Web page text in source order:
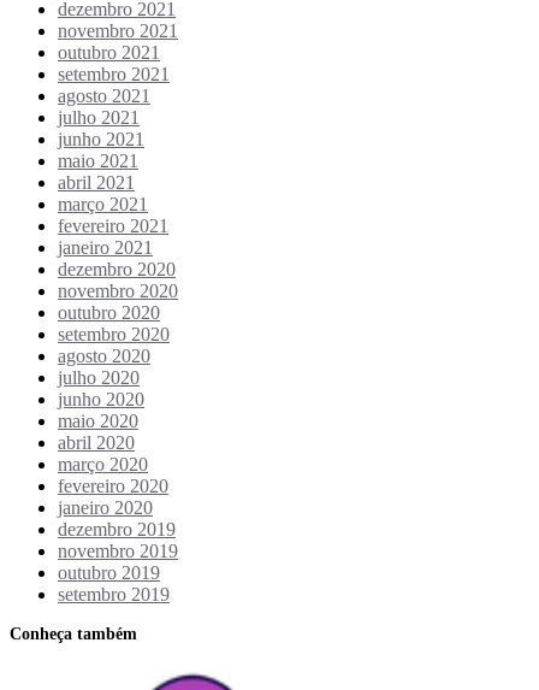
dezembro 2021
novembro 2021
outubro 2021
setembro 2021
agosto 2021
julho 2021
junho 2021
maio 2021
abril 2021
março 2021
fevereiro 2021
janeiro 2021
dezembro 2020
novembro 2020
outubro 2020
setembro 2020
agosto 2020
julho 2020
junho 2020
maio 2020
abril 2020
março 2020
fevereiro 2020
janeiro 2020
dezembro 2019
novembro 2019
outubro 2019
setembro 2019
Conheça também